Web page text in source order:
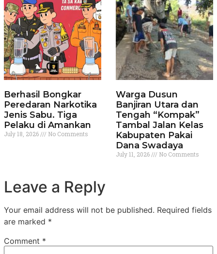
Berhasil Bongkar
Peredaran Narkotika
Jenis Sabu. Tiga
Pelaku di Amankan
July 18, 2026 No Comments
Warga Dusun
Banjiran Utara dan
Tengah “Kompak”
Tambal Jalan Kelas
Kabupaten Pakai
Dana Swadaya
July 11, 2026 No Comments
Leave a Reply
Your email address will not be published. Required fields
are marked *
Comment *